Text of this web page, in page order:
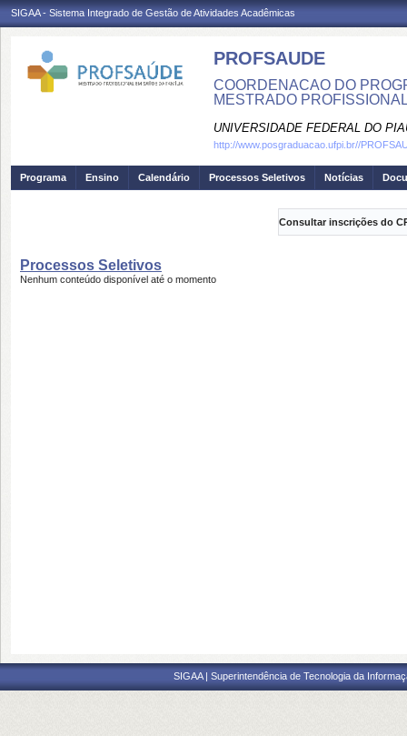
SIGAA - Sistema Integrado de Gestão de Atividades Acadêmicas
PROFSAUDE
COORDENACAO DO
MESTRADO
UNIVERSIDADE FEDERAL DO
http://www.posgraduacao.ufpi.br//
Programa Ensino Calendário Processos Seletivos Notícias
Consultar inscrições do
Processos Seletivos
Nenhum conteúdo disponível até o momento
SIGAA | Superintendência de Tecnologia da